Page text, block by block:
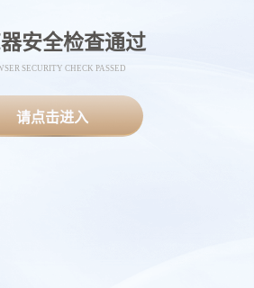
安全检查通过
SECURITY CHECK PASSED
请点击进入